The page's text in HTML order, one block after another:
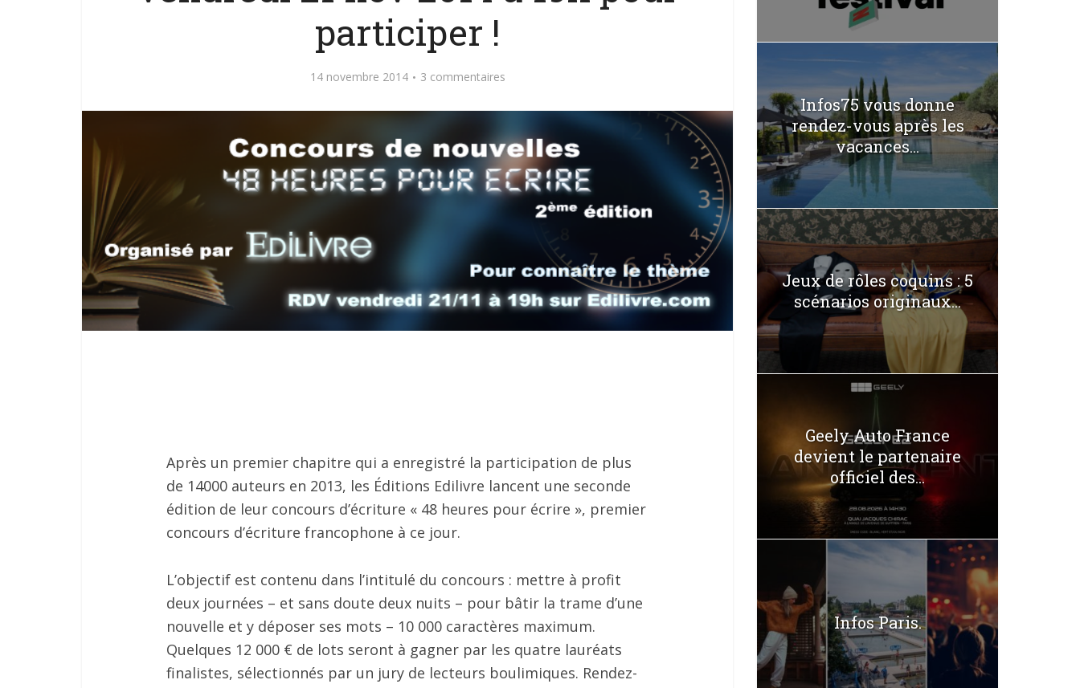
participer !
14 novembre 2014 3 commentaires
Après un premier chapitre qui a enregistré la participation de plus
de 14000 auteurs en 2013, les Éditions Edilivre lancent une seconde
édition de leur concours d’écriture « 48 heures pour écrire », premier
concours d’écriture francophone à ce jour.
L’objectif est contenu dans l’intitulé du concours : mettre à profit
deux journées – et sans doute deux nuits – pour bâtir la trame d’une
nouvelle et y déposer ses mots – 10 000 caractères maximum.
Quelques 12 000 € de lots seront à gagner par les quatre lauréats
finalistes, sélectionnés par un jury de lecteurs boulimiques. Rendez-
Infos75 vous donne
rendez-vous après les
vacances...
Jeux de rôles coquins : 5
scénarios originaux...
Geely Auto France
devient le partenaire
officiel des...
Infos Paris.